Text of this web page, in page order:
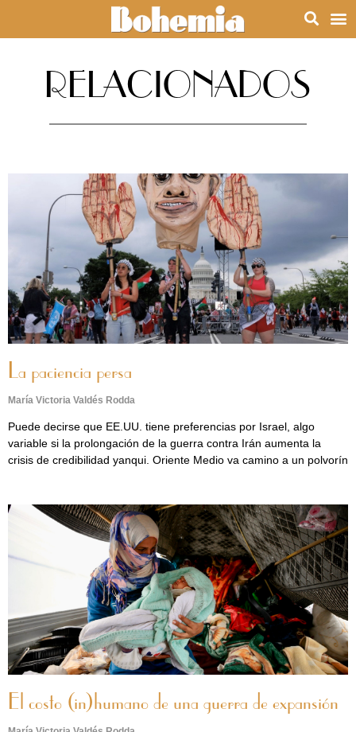
RELACIONADOS
La paciencia persa
María Victoria Valdés Rodda
Puede decirse que EE.UU. tiene preferencias por Israel, algo
variable si la prolongación de la guerra contra Irán aumenta la
crisis de credibilidad yanqui. Oriente Medio va camino a un polvorín
El costo (in)humano de una guerra de expansión